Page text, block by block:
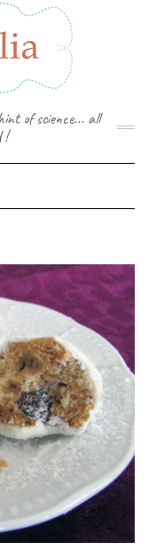
of science... all
!